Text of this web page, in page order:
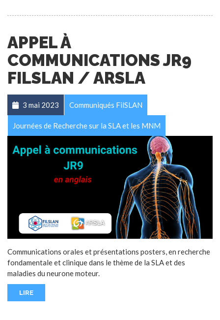
APPEL À
COMMUNICATIONS JR9
FILSLAN / ARSLA
3 mai 2023 Communiqués FilSLAN
Journées de Recherche sur la SLA et les MNM
Communications orales et présentations posters, en recherche
fondamentale et clinique dans le thème de la SLA et des
maladies du neurone moteur.
LIRE